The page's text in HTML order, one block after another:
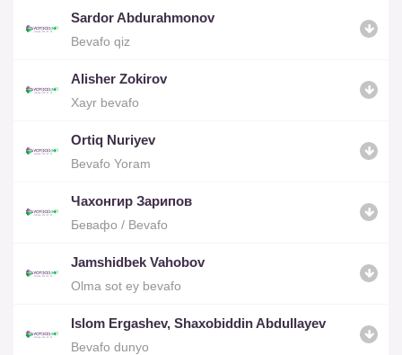
Sardor Abdurahmonov
Bevafo qiz
Alisher Zokirov
Xayr bevafo
Ortiq Nuriyev
Bevafo Yoram
Чахонгир Зарипов
Бевафо / Bevafo
Jamshidbek Vahobov
Olma sot ey bevafo
Islom Ergashev, Shaxobiddin Abdullayev
Bevafo dunyo